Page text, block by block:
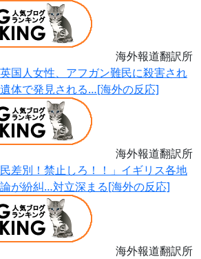
海外報道翻訳所
国人女性、アフガン難民に殺害され
体で発見される…[海外の反応]
海外報道翻訳所
差別！禁止しろ！！」イギリス各地
が紛糾…対立深まる[海外の反応]
海外報道翻訳所